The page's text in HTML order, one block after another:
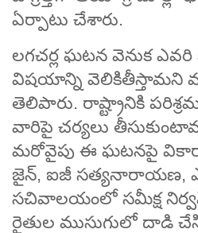
ఏర్పాటు చేశారు.
లగచర్ల ఘటన వెనుక ఎవరి
విషయాన్ని వెలికితీస్తామని
తెలిపారు. రాష్ట్రానికి
వారిపై చర్యలు
మరోవైపు ఈ ఘటనపై
జైన్, ఐజీ సత్యనారాయణ,
సచివాలయంలో సమీక్ష
రైతుల ముసుగులో దాడి